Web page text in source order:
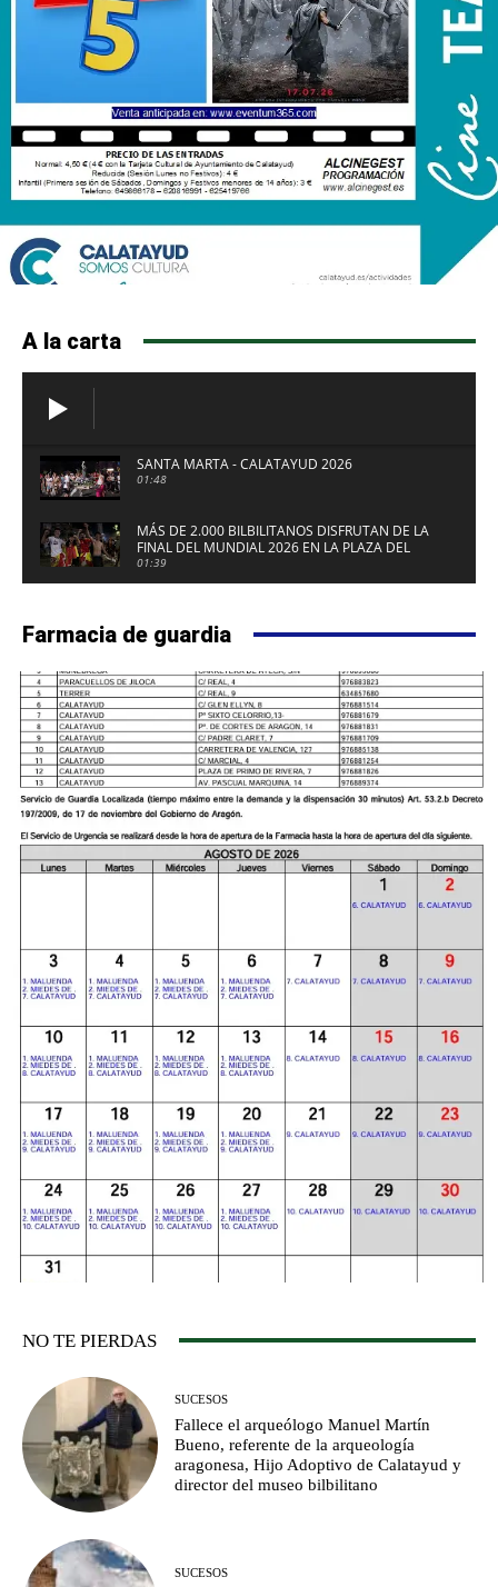
A la carta
SANTA MARTA - CALATAYUD 2026
01:48
MÁS DE 2.000 BILBILITANOS DISFRUTAN DE LA
FINAL DEL MUNDIAL 2026 EN LA PLAZA DEL
FUERTE DE CALATAYUD
01:39
Farmacia de guardia
NO TE PIERDAS
SUCESOS
Fallece el arqueólogo Manuel Martín
Bueno, referente de la arqueología
aragonesa, Hijo Adoptivo de Calatayud y
director del museo bilbilitano
SUCESOS